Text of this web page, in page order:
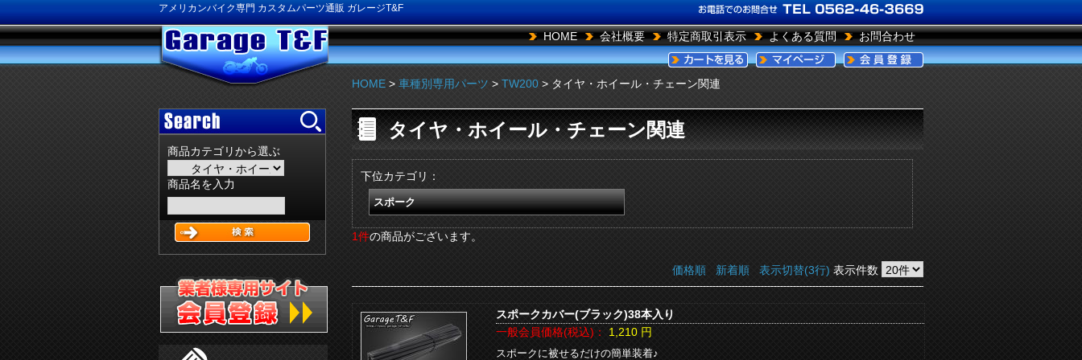
アメリカンバイク専門 カスタムパーツ通販 ガレージT&F
HOME 会社概要 特定商取引表示 よくある質問 お問合わせ
商品カテゴリから選ぶ
商品名を入力
HOME > 車種別専用パーツ > TW200 > タイヤ・ホイール・チェーン関連
タイヤ・ホイール・チェーン関連
下位カテゴリ：
スポーク
1件の商品がございます。
価格順 新着順 表示切替(3行) 表示件数
スポークカバー(ブラック)38本入り
一般会員価格(税込)： 1,210円
スポークに被せるだけの簡単装着♪